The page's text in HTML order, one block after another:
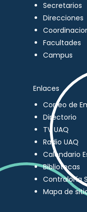
Secretarios
Direcciones
Facultades
Campus
Enlaces
Correo de
Directorio
TV UAQ
Radio UAQ
Calendario
Bibliotecas
Contraloría
Mapa de